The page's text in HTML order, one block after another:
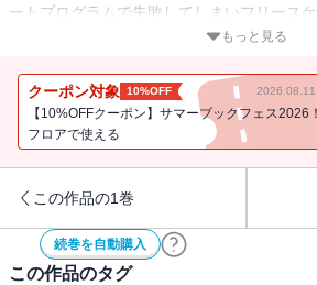
ートプログラムで失敗してしまいフリース
を失うという惨敗を喫してしまう。
に光は畢生の滑りを見せる。
スケートに憧れた初心を思い出し、情熱を
が、自分への失望から練習や生活で焦りを
上位6選手（組）のみが出場できる決勝（フ
せ、中国の土を踏む！
もっと見る
クーポン対象 10%OFF 2026.08.11
【10%OFFクーポン】サマーブックフェス2026
フロアで使える
この作品の1巻
続巻を自動購入
この作品のタグ